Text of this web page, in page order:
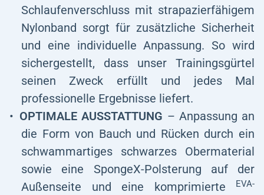
Schlaufenverschluss mit strapazierfähigem
Nylonband sorgt für zusätzliche Sicherheit
und eine individuelle Anpassung. So wird
sichergestellt, dass unser Trainingsgürtel
seinen Zweck erfüllt und jedes Mal
professionelle Ergebnisse liefert.
OPTIMALE AUSSTATTUNG – Anpassung an
die Form von Bauch und Rücken durch ein
schwammartiges schwarzes Obermaterial
sowie eine SpongeX-Polsterung auf der
Außenseite und eine komprimierte
EVA-